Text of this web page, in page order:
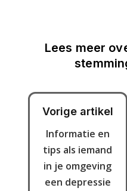
Lees meer
Vorige artikel
Informatie en
tips als iemand
in je omgeving
een depressie